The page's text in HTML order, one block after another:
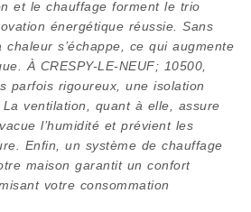
et le chauffage forment le trio
énergétique réussie. Sans
s’échappe, ce qui augmente
À CRESPY-LE-NEUF; 10500,
parfois rigoureux, une isolation
ventilation, quant à elle, assure
l’humidité et prévient les
Enfin, un système de chauffage
maison garantit un confort
votre consommation